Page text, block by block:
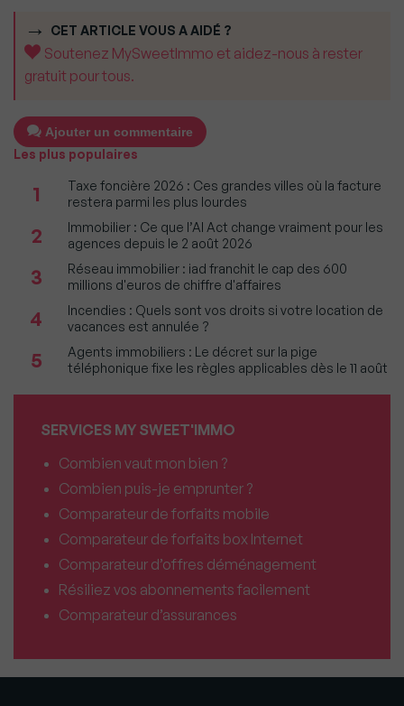
CET ARTICLE VOUS A AIDÉ ?
Soutenez MySweetImmo et aidez-nous à rester
gratuit pour tous.
Ajouter un commentaire
Les plus populaires
1
Taxe foncière 2026 : Ces grandes villes où la facture
restera parmi les plus lourdes
2
Immobilier : Ce que l’AI Act change vraiment pour les
agences depuis le 2 août 2026
3
Réseau immobilier : iad franchit le cap des 600
millions d'euros de chiffre d'affaires
4
Incendies : Quels sont vos droits si votre location de
vacances est annulée ?
5
Agents immobiliers : Le décret sur la pige
téléphonique fixe les règles applicables dès le 11 août
SERVICES MY SWEET'IMMO
Combien vaut mon bien ?
Combien puis-je emprunter ?
Comparateur de forfaits mobile
Comparateur de forfaits box Internet
Comparateur d’offres déménagement
Résiliez vos abonnements facilement
Comparateur d’assurances